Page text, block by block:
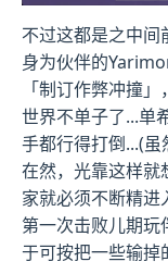
不过这都是之中间
身为伙伴的
「制订作弊冲撞」，
世界不单子了...单
手都行得打倒...(
在然，光靠这样就
家就必须不断精
第一次击败儿期
于可按把一些输掉